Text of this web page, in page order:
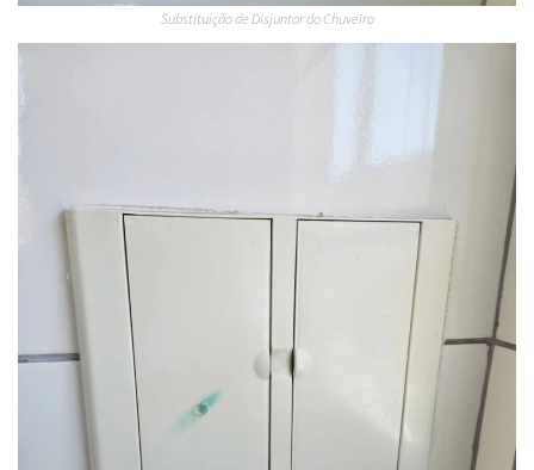
Substituição de Disjuntor do Chuveiro